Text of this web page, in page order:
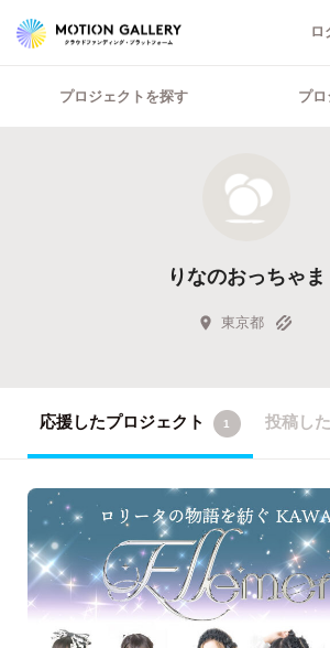
ロ
プロジェクトを探す プ
りなのおっちゃま
東京都
応援したプロジェクト 1 投稿し